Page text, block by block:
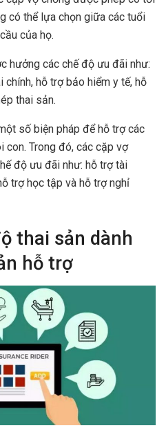
có thể lựa chọn giữa các tuổi
của họ.
hưởng các chế độ ưu đãi như:
chính, hỗ trợ bảo hiểm y tế, hỗ
thai sản.
số biện pháp để hỗ trợ các
con. Trong đó, các cặp vợ
độ ưu đãi như: hỗ trợ tài
trợ học tập và hỗ trợ nghỉ
thai sản dành
hỗ trợ